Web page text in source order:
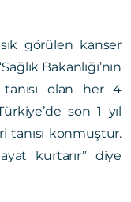
görülen kanser
Bakanlığı’nın
tanısı olan her 4
son 1 yıl
tanısı konmuştur.
kurtarır” diye